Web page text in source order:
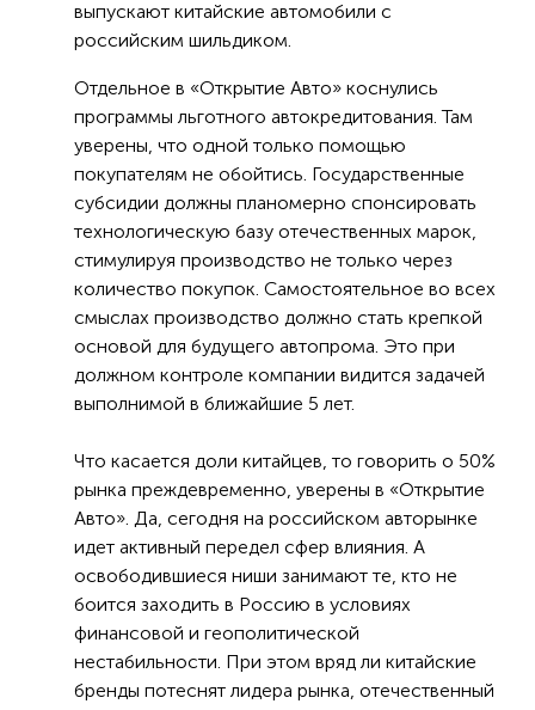
выпускают китайские автомобили с
российским шильдиком.
Отдельное в «Открытие Авто» коснулись
программы льготного автокредитования. Там
уверены, что одной только помощью
покупателям не обойтись. Государственные
субсидии должны планомерно спонсировать
технологическую базу отечественных марок,
стимулируя производство не только через
количество покупок. Самостоятельное во всех
смыслах производство должно стать крепкой
основой для будущего автопрома. Это при
должном контроле компании видится задачей
выполнимой в ближайшие 5 лет.
Что касается доли китайцев, то говорить о 50%
рынка преждевременно, уверены в «Открытие
Авто». Да, сегодня на российском авторынке
идет активный передел сфер влияния. А
освободившиеся ниши занимают те, кто не
боится заходить в Россию в условиях
финансовой и геополитической
нестабильности. При этом вряд ли китайские
бренды потеснят лидера рынка, отечественный